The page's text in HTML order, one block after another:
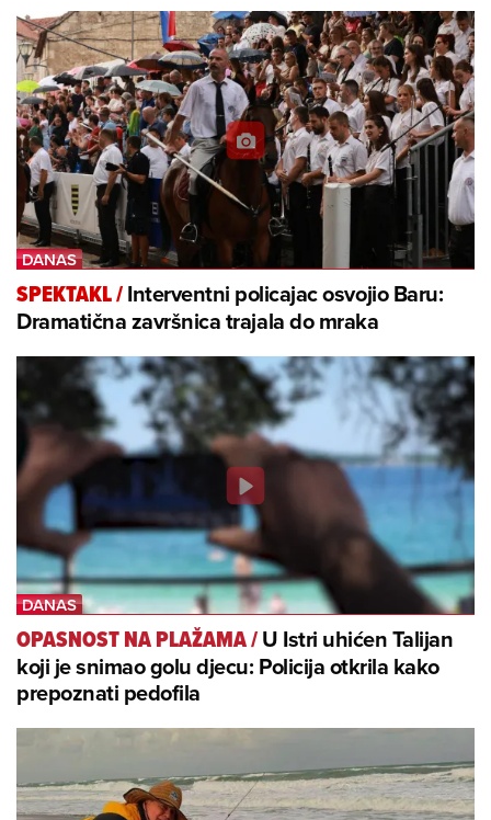
SPEKTAKL/Interventni policajac osvojio Baru:
Dramatična završnica trajala do mraka
OPASNOST NA PLAŽAMA/U Istri uhićen Talijan
koji je snimao golu djecu: Policija otkrila kako
prepoznati pedofila